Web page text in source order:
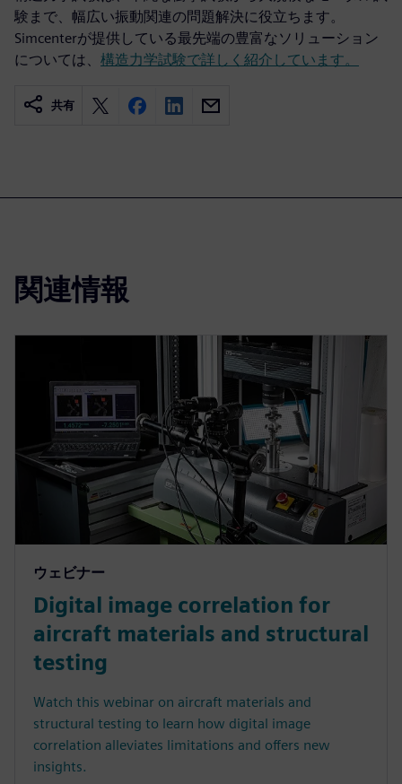
験まで、幅広い振動関連の問題解決に役立ちます。
Simcenterが提供している最先端の豊富なソリューション
については、 構造力学試験で詳しく紹介しています。
共有
関連情報
ウェビナー
Digital image correlation for
aircraft materials and structural
testing
Watch this webinar on aircraft materials and
structural testing to learn how digital image
correlation alleviates limitations and offers new
insights.